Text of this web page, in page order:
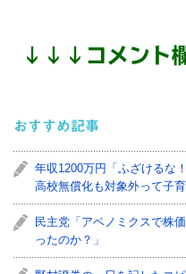
↓ ↓ ↓ コメント
おすすめ記事
年収1200万円「ふざけるな
高校無償化も対象外って子
民主党「アベノミクスで株
ったのか？」